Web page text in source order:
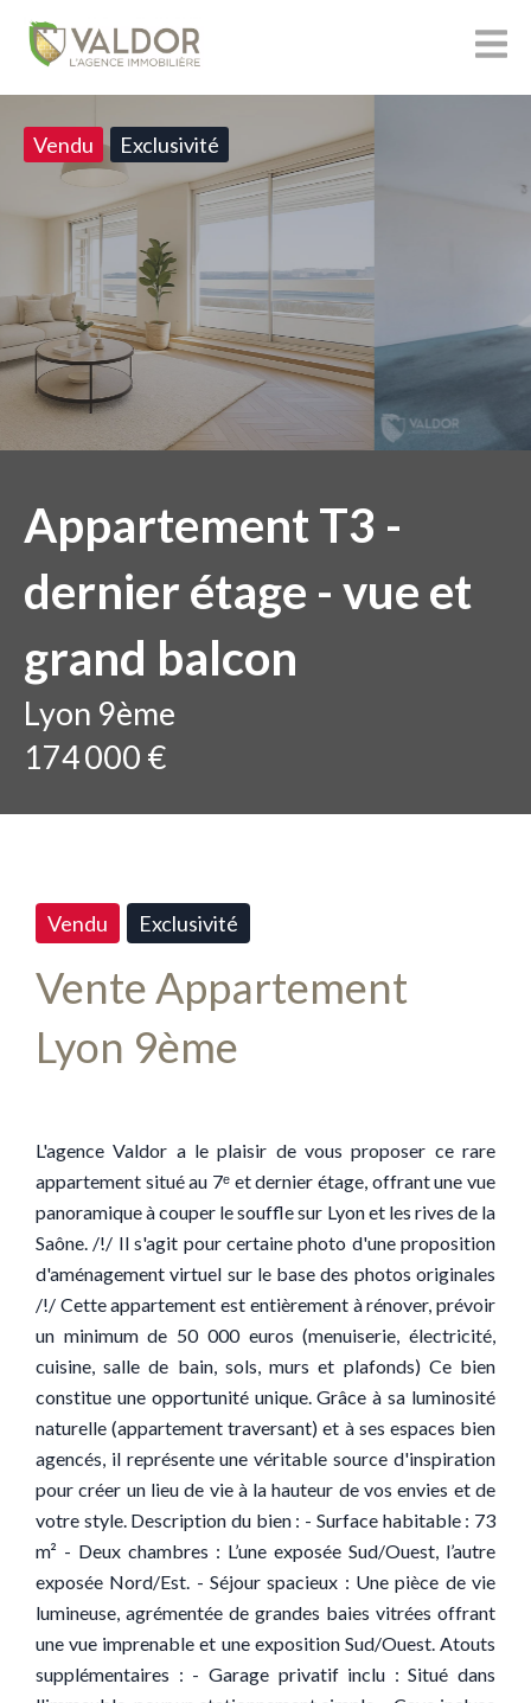
Vendu Exclusivité
Appartement T3 -
dernier étage - vue et
grand balcon
Lyon 9ème
174 000 €
Vendu Exclusivité
Vente Appartement
Lyon 9ème
L'agence Valdor a le plaisir de vous proposer ce rare
appartement situé au 7ᵉ et dernier étage, offrant une vue
panoramique à couper le souffle sur Lyon et les rives de la
Saône. /!/ Il s'agit pour certaine photo d'une proposition
d'aménagement virtuel sur le base des photos originales
/!/ Cette appartement est entièrement à rénover, prévoir
un minimum de 50 000 euros (menuiserie, électricité,
cuisine, salle de bain, sols, murs et plafonds) Ce bien
constitue une opportunité unique. Grâce à sa luminosité
naturelle (appartement traversant) et à ses espaces bien
agencés, il représente une véritable source d'inspiration
pour créer un lieu de vie à la hauteur de vos envies et de
votre style. Description du bien : - Surface habitable : 73
m² - Deux chambres : L’une exposée Sud/Ouest, l’autre
exposée Nord/Est. - Séjour spacieux : Une pièce de vie
lumineuse, agrémentée de grandes baies vitrées offrant
une vue imprenable et une exposition Sud/Ouest. Atouts
supplémentaires : - Garage privatif inclu : Situé dans